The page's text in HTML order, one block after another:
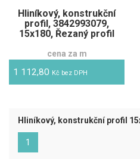
Hliníkový, konstrukční
profil, 3842993079,
15x180, Řezaný profil
cena za m
1 112,80 Kč bez DPH
Hliníkový, konstrukční profil
1